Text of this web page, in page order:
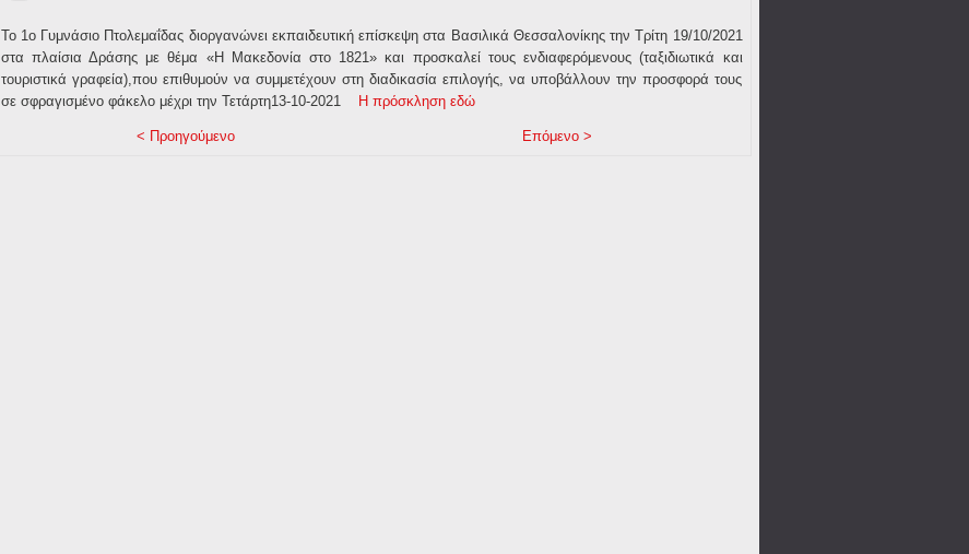
Το 1ο Γυμνάσιο Πτολεμαΐδας διοργανώνει εκπαιδευτική επίσκεψη στα Βασιλικά Θεσσαλονίκης την Τρίτη 19/10/2021
στα πλαίσια Δράσης με θέμα «Η Μακεδονία στο 1821» και προσκαλεί τους ενδιαφερόμενους (ταξιδιωτικά και
τουριστικά γραφεία),που επιθυμούν να συμμετέχουν στη διαδικασία επιλογής, να υποβάλλουν την προσφορά τους
σε σφραγισμένο φάκελο μέχρι την Τετάρτη13-10-2021
Η πρόσκληση εδώ
< Προηγούμενο Επόμενο >